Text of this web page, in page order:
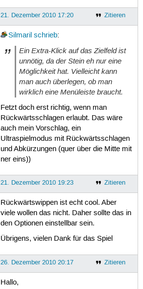
Zitieren
21. Dezember 2010 17:20
Silmaril schrieb:
Ein Extra-Klick auf das Zielfeld ist
unnötig, da der Stein eh nur eine
Möglichkeit hat. Vielleicht kann
man auch überlegen, ob man
wirklich eine Menüleiste braucht.
Fetzt doch erst richtig, wenn man
Rückwärtsschlagen erlaubt. Das wäre
auch mein Vorschlag, ein
Ultraspielmodus mit Rückwärtsschlagen
und Abkürzungen (quer über die Mitte mit
ner eins))
Zitieren
21. Dezember 2010 19:23
Rückwärtswippen ist echt cool. Aber
viele wollen das nicht. Daher sollte das in
den Optionen einstellbar sein.
Übrigens, vielen Dank für das Spiel
Zitieren
26. Dezember 2010 20:17
Hallo,